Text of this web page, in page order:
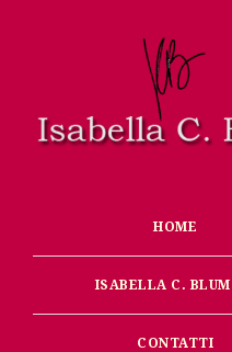
HOME
ISABELLA C. BLUM
CONTATTI